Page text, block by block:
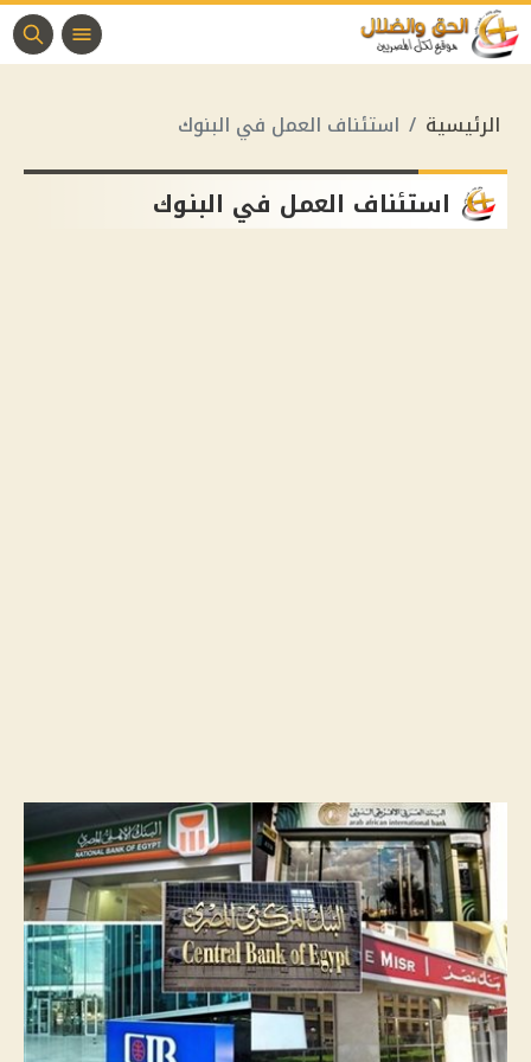
الرئيسية استئناف العمل في البنوك
استئناف العمل في البنوك